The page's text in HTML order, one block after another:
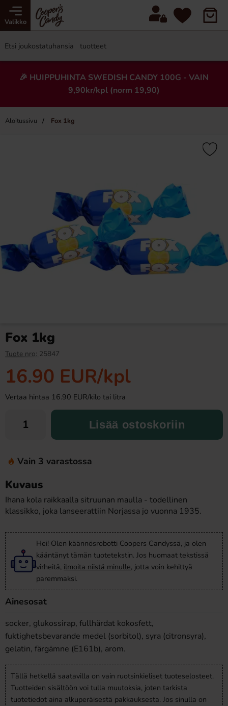
Valikko
🎉 HUIPPUHINTA SWEDISH CANDY 100G - VAIN
9,90kr/kpl (norm 19,90)
Aloitussivu Fox 1kg
×
Osta
Fox 1kg
Tuote nro: 25847
16.90 EUR/kpl
Vertaa hintaa 16.90 EUR/kilo tai litra
Lisää ostoskoriin
Vain 3 varastossa
Kuvaus
Ihana kola raikkaalla sitruunan maulla - todellinen
klassikko, joka lanseerattiin Norjassa jo vuonna 1935.
Hei! Olen käännösrobotti Coopers Candyssä, ja olen
kääntänyt tämän tuotetekstin. Jos huomaat tekstissä
virheitä, ilmoita niistä minulle, jotta voin kehittyä
paremmaksi.
Ainesosat
socker, glukossirap, fullhärdat kokosfett,
fuktighetsbevarande medel (sorbitol), syra (citronsyra),
gelatin, färgämne (E161b), arom.
Tällä hetkellä saatavilla on vain ruotsinkieliset tuoteselosteet.
Tuotteiden sisältöön voi tulla muutoksia, joten tarkista
tuotetiedot aina alkuperäisestä pakkauksesta. Jos sinulla on